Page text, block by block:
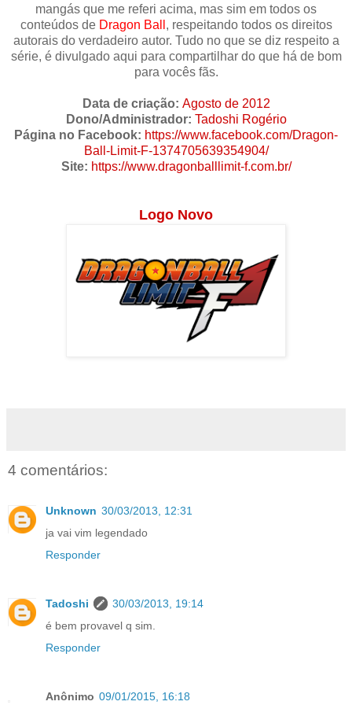
mangás que me referi acima, mas sim em todos os
conteúdos de Dragon Ball , respeitando todos os direitos
autorais do verdadeiro autor. Tudo no que se diz respeito a
série, é divulgado aqui para compartilhar do que há de bom
para vocês fãs.
Data de criação: Agosto de 2012
Dono/Administrador: Tadoshi Rogério
Página no Facebook: https://www.facebook.com/Dragon-
Ball-Limit-F-1374705639354904/
Site: https://www.dragonballlimit-f.com.br/
Logo Novo
4 comentários:
Unknown 30/03/2013, 12:31
ja vai vim legendado
Responder
Tadoshi
30/03/2013, 19:14
é bem provavel q sim.
Responder
Anônimo 09/01/2015, 16:18